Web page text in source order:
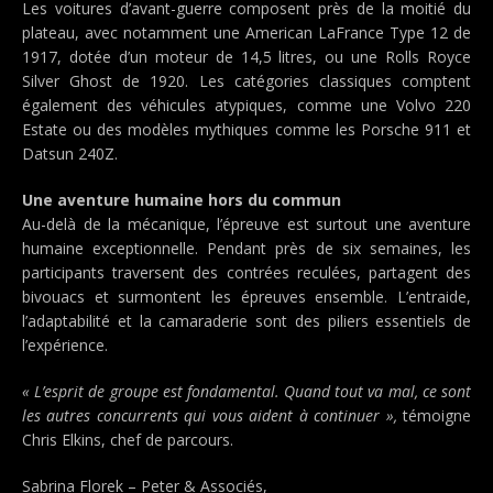
Les voitures d’avant-guerre composent près de la moitié du
plateau, avec notamment une American LaFrance Type 12 de
1917, dotée d’un moteur de 14,5 litres, ou une Rolls Royce
Silver Ghost de 1920. Les catégories classiques comptent
également des véhicules atypiques, comme une Volvo 220
Estate ou des modèles mythiques comme les Porsche 911 et
Datsun 240Z.
Une aventure humaine hors du commun
Au-delà de la mécanique, l’épreuve est surtout une aventure
humaine exceptionnelle. Pendant près de six semaines, les
participants traversent des contrées reculées, partagent des
bivouacs et surmontent les épreuves ensemble. L’entraide,
l’adaptabilité et la camaraderie sont des piliers essentiels de
l’expérience.
« L’esprit de groupe est fondamental. Quand tout va mal, ce sont
les autres concurrents qui vous aident à continuer », témoigne
Chris Elkins, chef de parcours.
Sabrina Florek – Peter & Associés,